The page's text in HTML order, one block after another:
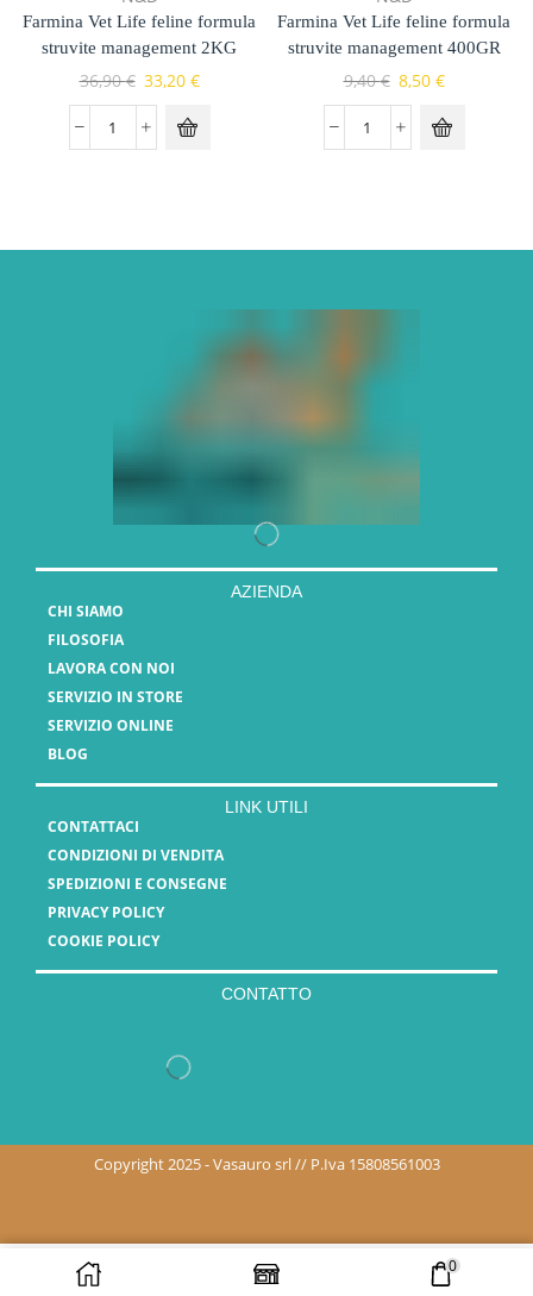
Farmina Vet Life feline formula
struvite management 2KG
36,90€ 33,20 €
Farmina Vet Life feline formula
struvite management 400GR
9,40€ 8,50 €
AZIENDA
CHI SIAMO
FILOSOFIA
LAVORA CON NOI
SERVIZIO IN STORE
SERVIZIO ONLINE
BLOG
LINK UTILI
CONTATTACI
CONDIZIONI DI VENDITA
SPEDIZIONI E CONSEGNE
PRIVACY POLICY
COOKIE POLICY
CONTATTO
Copyright 2025 - Vasauro srl // P.Iva 15808561003
ACQUISTA ORA
0